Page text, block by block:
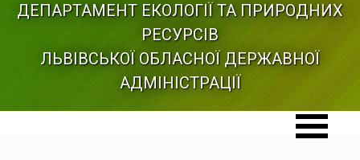
ДЕПАРТАМЕНТ ЕКОЛОГІЇ ТА ПРИРОДНИХ
РЕСУРСІВ
ЛЬВІВСЬКОЇ ОБЛАСНОЇ ДЕРЖАВНОЇ
АДМІНІСТРАЦІЇ